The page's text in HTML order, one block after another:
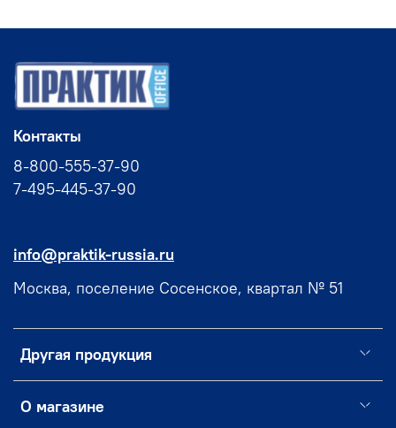
Другая продукция
О магазине
Контакты
8-800-555-37-90
7-495-445-37-90
info@praktik-russia.ru
Москва, поселение Сосенское, квартал № 51